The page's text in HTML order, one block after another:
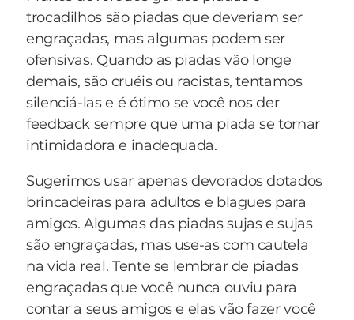
caipira não se conteve e convidou para um
combate. Assim, ele cuidadosamente retirou o
canário da sua gaiola e colocou dentro da gaiola
do vizinho de poltrona, sem retirar o pano de
cobertura, pois os demais passageiros não
poderiam presenciar o desafio. Não levou cinco
segundos e todo o avião ouviu o grito de um
— Foi a luta mais rápida. O meu é Belga e o
seu?
— Angorá....
trocadilhos são piadas que deveriam ser
engraçadas, mas algumas podem ser
ofensivas. Quando as piadas vão longe
demais, são cruéis ou racistas, tentamos
silenciá-las e é ótimo se você nos der
feedback sempre que uma piada se tornar
intimidadora e inadequada.
Sugerimos usar apenas devorados dotados
brincadeiras para adultos e blagues para
amigos. Algumas das piadas sujas e sujas
são engraçadas, mas use-as com cautela
na vida real. Tente se lembrar de piadas
engraçadas que você nunca ouviu para
contar a seus amigos e elas vão fazer você